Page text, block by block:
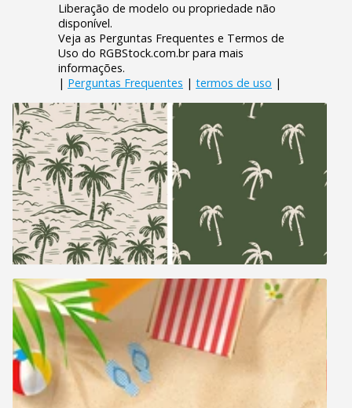
Liberação de modelo ou propriedade não
disponível.
Veja as Perguntas Frequentes e Termos de
Uso do RGBStock.com.br para mais
informações.
| Perguntas Frequentes | termos de uso |